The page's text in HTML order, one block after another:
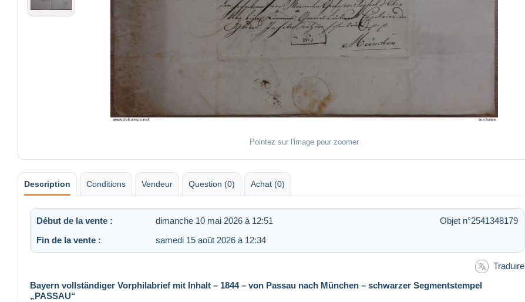
Pointez sur l'image pour zoomer
Description Conditions Vendeur Question (0) Achat (0)
Début de la vente : dimanche 10 mai 2026 à 12:51
Objet n°2541348179
Fin de la vente :
samedi 15 août 2026 à 12:34
Traduire
Bayern vollständiger Vorphilabrief mit Inhalt – 1844 – von Passau nach München – schwarzer Segmentstempel
„PASSAU“